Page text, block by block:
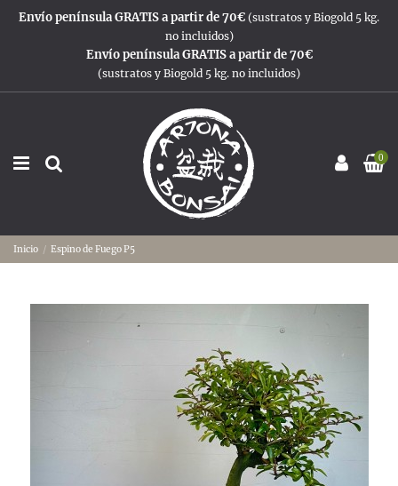
Envío península GRATIS a partir de 70€ (sustratos y Biogold 5 kg.
no incluidos)
Envío península GRATIS a partir de 70€
(sustratos y Biogold 5 kg. no incluidos)
0
Inicio Espino de Fuego P5